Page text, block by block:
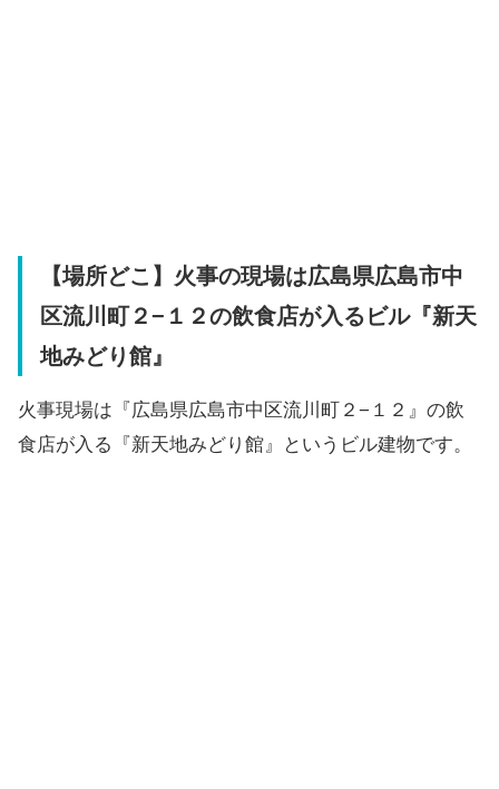
【場所どこ】火事の現場は広島県広島市中
区流川町２−１２の飲食店が入るビル『新天
地みどり館』
火事現場は『広島県広島市中区流川町２−１２』の飲
食店が入る『新天地みどり館』というビル建物です。